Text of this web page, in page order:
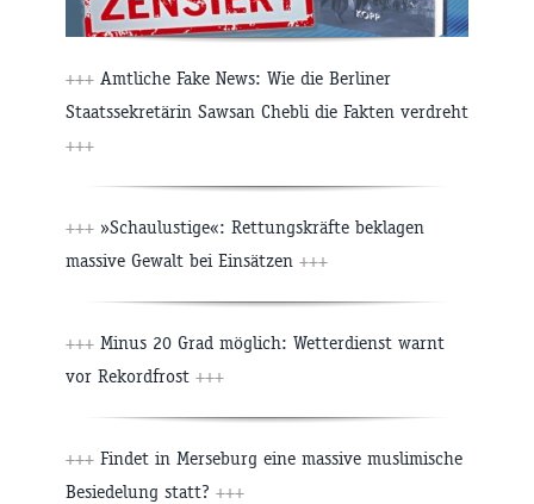
+++ Amtliche Fake News: Wie die Berliner
Staatssekretärin Sawsan Chebli die Fakten verdreht
+++
+++ »Schaulustige«: Rettungskräfte beklagen
massive Gewalt bei Einsätzen +++
+++ Minus 20 Grad möglich: Wetterdienst warnt
vor Rekordfrost +++
+++ Findet in Merseburg eine massive muslimische
Besiedelung statt? +++